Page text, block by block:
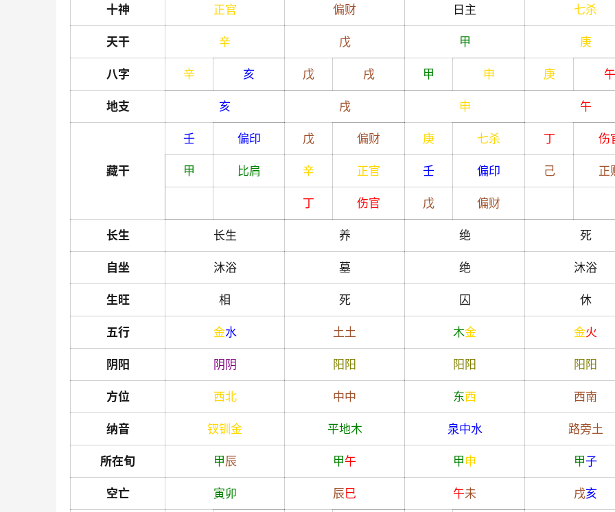
十神 正官 偏财 日主 七杀
天干 辛 戊 甲 庚
八字 辛 亥 戊 戌 甲 申 庚 午
地支 亥 戌 申 午
藏干
壬 偏印 戊 偏财 庚 七杀 丁 伤
甲 比肩 辛 正官 壬 偏印 己 正
丁 伤官 戊 偏财
长生 长生 养 绝 死
自坐 沐浴 墓 绝 沐浴
生旺 相 死 囚 休
五行 金水 土土 木金 金火
阴阳 阴 阴 阳 阳 阳 阳 阳 阳
方位 西北 中中 东西 西南
纳音 钗钏金 平地木 泉中水 路旁土
所在旬 甲辰 甲午 甲申 甲子
空亡 寅卯 辰巳 午未 戌亥